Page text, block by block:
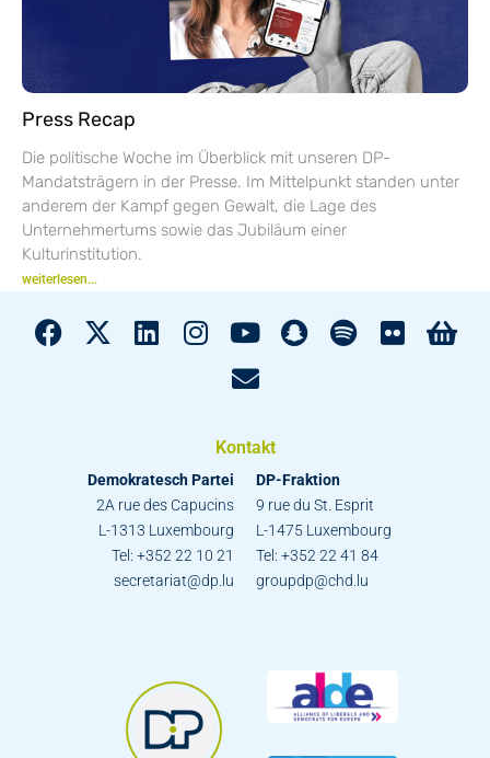
Press Recap
Die politische Woche im Überblick mit unseren DP-
Mandatsträgern in der Presse. Im Mittelpunkt standen unter
anderem der Kampf gegen Gewalt, die Lage des
Unternehmertums sowie das Jubiläum einer
Kulturinstitution.
weiterlesen...
Kontakt
Demokratesch Partei
2A rue des Capucins
L-1313 Luxembourg
Tel: +352 22 10 21
secretariat@dp.lu
DP-Fraktion
9 rue du St. Esprit
L-1475 Luxembourg
Tel: +352 22 41 84
groupdp@chd.lu